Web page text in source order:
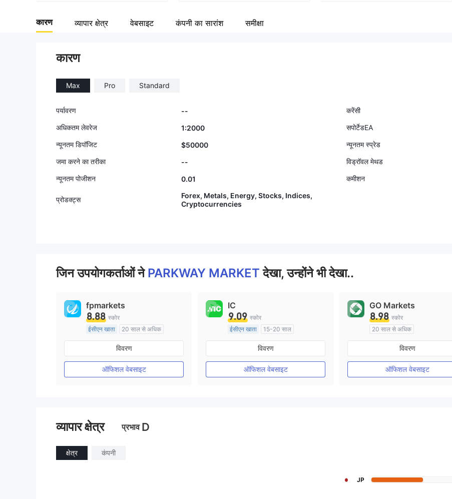
वह भी संपर्क नहीं कर सकता। कृपया सतर्क र
हें क्योंकि धोखाधड़ी की उच्च संभावना है।
सुनिश्चित करता है।
कारण व्यापार क्षेत्र वेबसाइट कंपनी का सारांश समीक्षा
कारण
Max Pro Standard
पर्यावरण -- करेंसी
अधिकतम लेवरेज
1:2000
सपोर्टेडEA
न्यूनतम डिपॉजिट
$50000 न्यूनतम स्प्रेड
जमा करने का तरीका
-- विड्रॉवल मेथड
न्यूनतम पोजीशन
0.01 कमीशन
प्रोडक्ट्स
Forex, Metals, Energy, Stocks, Indices,
Cryptocurrencies
जिन उपयोगकर्ताओं ने PARKWAY MARKETदेखा, उन्होंने भी देखा..
fpmarkets
8.88 स्कोर
ईसीएन खाता
20 साल से अधिक
ऑस्ट्रेलिया विनियमन
मार्केट मेकिंग (एमएम)
मुख्य-लेबल MT4
विवरण
ऑफिशल वेबसाइट
IC
9.09 स्कोर
ईसीएन खाता
15-20 साल
ऑस्ट्रेलिया विनियमन
मार्केट मेकिंग (एमएम)
मुख्य-लेबल MT4
विवरण
ऑफिशल वेबसाइट
GO Markets
8.98 स्कोर
20 साल से अधिक
ऑस्ट्रेलिया विनियमन
मार्केट मेकिंग (एमएम)
विवरण
ऑफिशल वेबसाइट
व्यापार क्षेत्र प्रभाव D
क्षेत्र कंपनी
JP